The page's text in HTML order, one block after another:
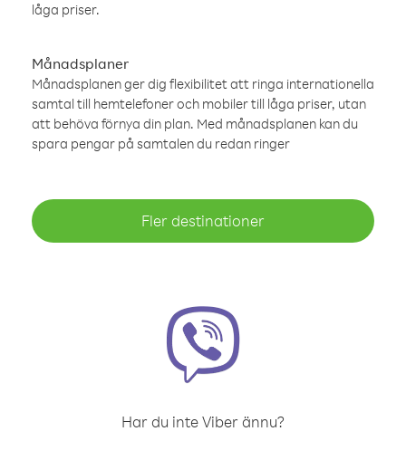
låga priser.
Månadsplaner
Månadsplanen ger dig flexibilitet att ringa internationella
samtal till hemtelefoner och mobiler till låga priser, utan
att behöva förnya din plan. Med månadsplanen kan du
spara pengar på samtalen du redan ringer
Fler destinationer
Har du inte Viber ännu?